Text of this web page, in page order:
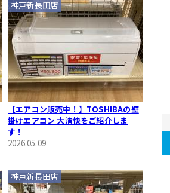
【エアコン販売中！】TOSHIBAの壁
掛けエアコン 大清快をご紹介しま
す！
2026.05.09
神戸新長田店
神戸新長田店